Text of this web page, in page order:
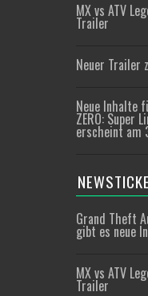
MX vs ATV
Trailer
Neuer Trailer
Neue Inhalte
ZERO: Super
erscheint am
Grand Theft
gibt es neue
MX vs ATV
Trailer